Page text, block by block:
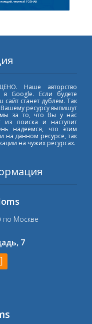
Наше авторство
Google. Если будете
сайт станет дублем. Так
ресурсу выпишут
за то, что Вы у нас
из поиска и наступит
надеемся, что этим
на данном ресурсе, так
на чужих ресурсах.
по Москве
7